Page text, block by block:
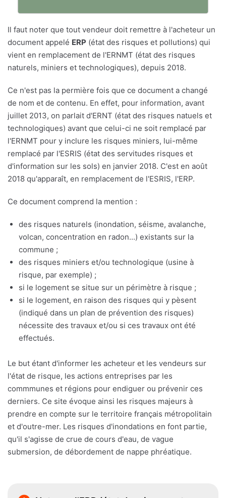
Il faut noter que tout vendeur doit remettre à l'acheteur un
document appelé ERP (état des risques et pollutions) qui
vient en remplacement de l'ERNMT (état des risques
naturels, miniers et technologiques), depuis 2018.
Ce n'est pas la permière fois que ce document a changé
de nom et de contenu. En effet, pour information, avant
juillet 2013, on parlait d'ERNT (état des risques natuels et
technologiques) avant que celui-ci ne soit remplacé par
l'ERNMT pour y inclure les risques miniers, lui-même
remplacé par l'ESRIS (état des servitudes risques et
d'information sur les sols) en janvier 2018. C'est en août
2018 qu'apparaît, en remplacement de l'ESRIS, l'ERP.
Ce document comprend la mention :
des risques naturels (inondation, séisme, avalanche,
volcan, concentration en radon...) existants sur la
commune ;
des risques miniers et/ou technologique (usine à
risque, par exemple) ;
si le logement se situe sur un périmètre à risque ;
si le logement, en raison des risques qui y pèsent
(indiqué dans un plan de prévention des risques)
nécessite des travaux et/ou si ces travaux ont été
effectués.
Le but étant d'informer les acheteur et les vendeurs sur
l'état de risque, les actions entreprises par les
commmunes et régions pour endiguer ou prévenir ces
derniers. Ce site évoque ainsi les risques majeurs à
prendre en compte sur le territoire français métropolitain
et d'outre-mer. Les risques d'inondations en font partie,
qu'il s'agisse de crue de cours d'eau, de vague
submersion, de débordement de nappe phréatique.